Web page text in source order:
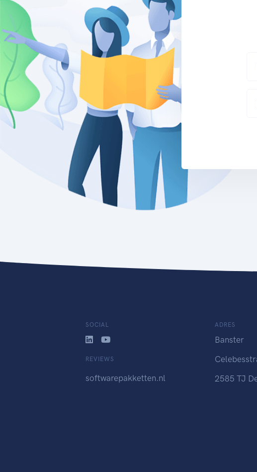
SOCIAL
REVIEWS
softwarepakketten.nl
ADRES
Banster
2585 TJ